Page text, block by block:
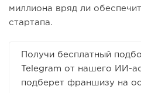
миллиона вряд ли
стартапа.
Получи бесплатный
Telegram от нашего ИИ-
подберет франшизу на